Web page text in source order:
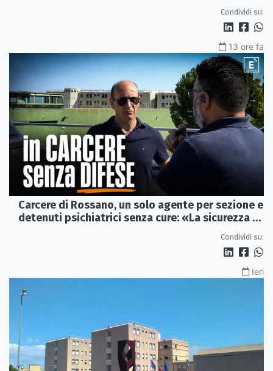
Condividi su:
13 ore fa
Carcere di Rossano, un solo agente per sezione e
detenuti psichiatrici senza cure: «La sicurezza è
Condividi su:
Ieri